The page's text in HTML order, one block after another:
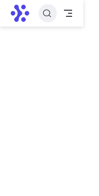
跳至主要內容